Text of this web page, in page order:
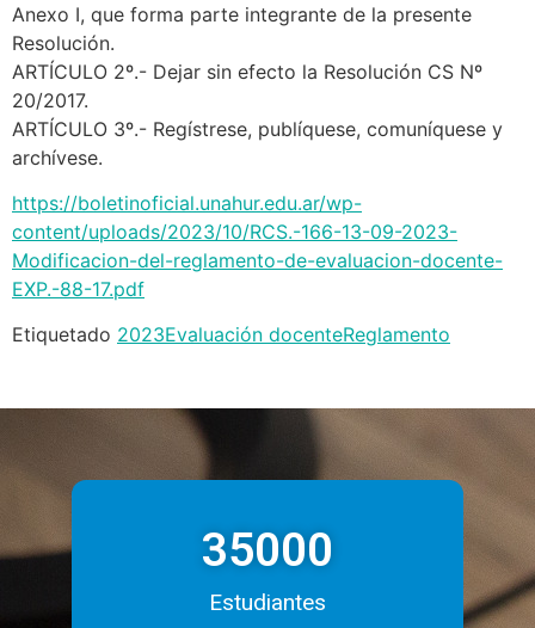
Anexo I, que forma parte integrante de la presente
Resolución.
ARTÍCULO 2º.- Dejar sin efecto la Resolución CS Nº
20/2017.
ARTÍCULO 3º.- Regístrese, publíquese, comuníquese y
archívese.
https://boletinoficial.unahur.edu.ar/wp-
content/uploads/2023/10/RCS.-166-13-09-2023-
Modificacion-del-reglamento-de-evaluacion-docente-
EXP.-88-17.pdf
Etiquetado 2023Evaluación docenteReglamento
35000
Estudiantes